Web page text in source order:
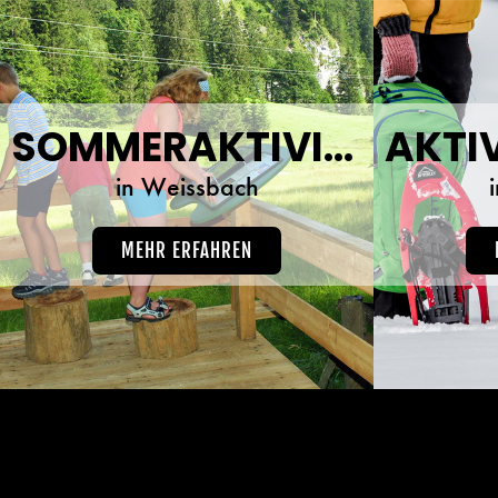
SOMMERAKTIVITÄTEN
in Weissbach
MEHR ERFAHREN